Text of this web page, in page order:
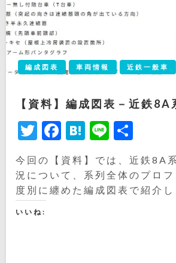
編成図表 車両情報 近鉄一般車
【資料】編成図表－近鉄8A
Twitter
Facebook
Hatena
Line
有
今回の【資料】では、近鉄8A
況について、系列全体のプロ
度別に纏めた編成図表で紹介し
いいね: